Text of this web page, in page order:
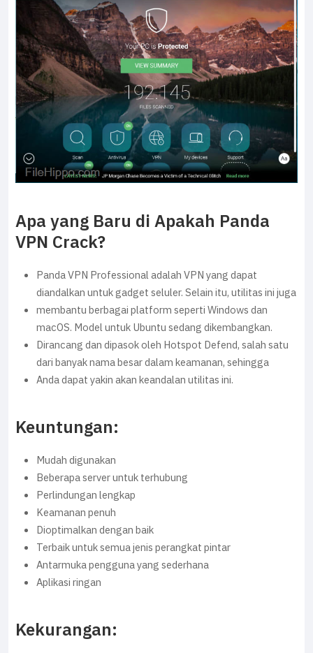
Apa yang Baru di Apakah Panda
VPN Crack?
Panda VPN Professional adalah VPN yang dapat
diandalkan untuk gadget seluler. Selain itu, utilitas ini juga
membantu berbagai platform seperti Windows dan
macOS. Model untuk Ubuntu sedang dikembangkan.
Dirancang dan dipasok oleh Hotspot Defend, salah satu
dari banyak nama besar dalam keamanan, sehingga
Anda dapat yakin akan keandalan utilitas ini.
Keuntungan:
Mudah digunakan
Beberapa server untuk terhubung
Perlindungan lengkap
Keamanan penuh
Dioptimalkan dengan baik
Terbaik untuk semua jenis perangkat pintar
Antarmuka pengguna yang sederhana
Aplikasi ringan
Kekurangan: